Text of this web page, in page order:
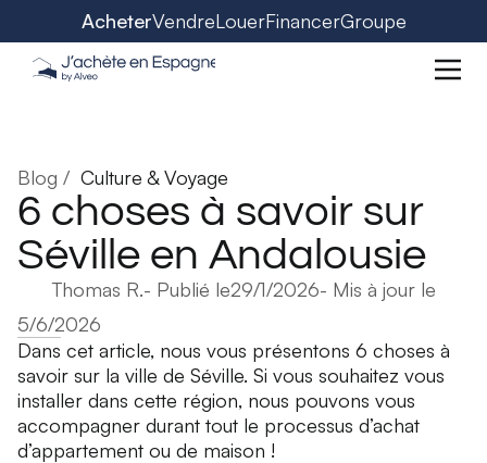
AcheterVendreLouerFinancerGroupe
Blog / Culture & Voyage
6 choses à savoir sur
Séville en Andalousie
Thomas R.- Publié le29/1/2026- Mis à jour le
5/6/2026
Dans cet article, nous vous présentons 6 choses à
savoir sur la ville de Séville. Si vous souhaitez vous
installer dans cette région, nous pouvons vous
accompagner durant tout le processus d’achat
d’appartement ou de maison !